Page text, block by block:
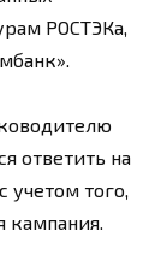
РОСТЭКа,
ответить на
учетом того,
кампания.